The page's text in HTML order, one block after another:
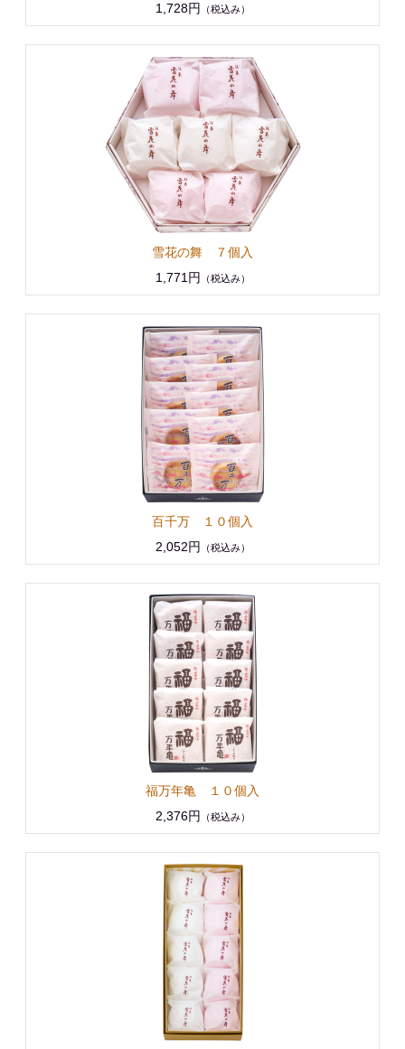
1,728円
（税込み）
雪花の舞 ７個入
1,771円
（税込み）
百千万 １０個入
2,052円
（税込み）
福万年亀 １０個入
2,376円
（税込み）